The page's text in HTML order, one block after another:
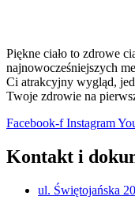
Piękne ciało to zdrowe
najnowocześniejszych
Ci atrakcyjny wygląd,
Twoje zdrowie na
Facebook-f Instagram
Kontakt i
ul. Świętojańska